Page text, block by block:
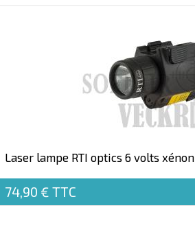
Laser lampe RTI optics 6 volts xénon
74,90 € TTC